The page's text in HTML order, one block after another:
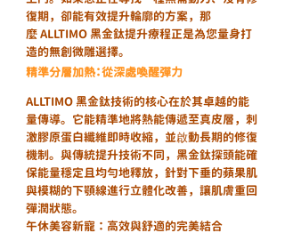
復期，卻能有效提升輪廓的方案，那
麼 ALLTIMO 黑金鈦提升療程正是為您量身打
造的無創微雕選擇。
精準分層加熱：從深處喚醒彈力
ALLTIMO 黑金鈦技術的核心在於其卓越的能
量傳導。它能精準地將熱能傳遞至真皮層，刺
激膠原蛋白纖維即時收縮，並啟動長期的修復
機制。與傳統提升技術不同，黑金鈦探頭能確
保能量穩定且均勻地釋放，針對下垂的蘋果肌
與模糊的下顎線進行立體化改善，讓肌膚重回
彈潤狀態。
午休美容新寵：高效與舒適的完美結合